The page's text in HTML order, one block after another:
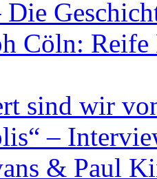
Die
Cöln:
sind wir
–
& Paul